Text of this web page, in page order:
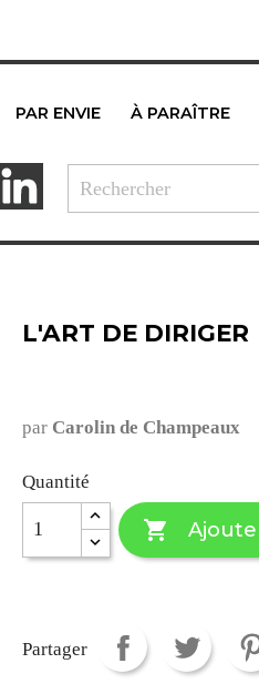
PAR ENVIE À PARAÎTRE
Instagram
L'ART DE DIRIGER
par Carolin de Champeaux
Quantité

Partager